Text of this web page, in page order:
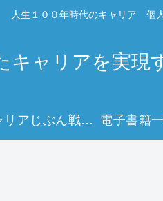
人生１００年時代のキャリア 個
キャリアを実現
キャリアじぶん戦略マップとは？